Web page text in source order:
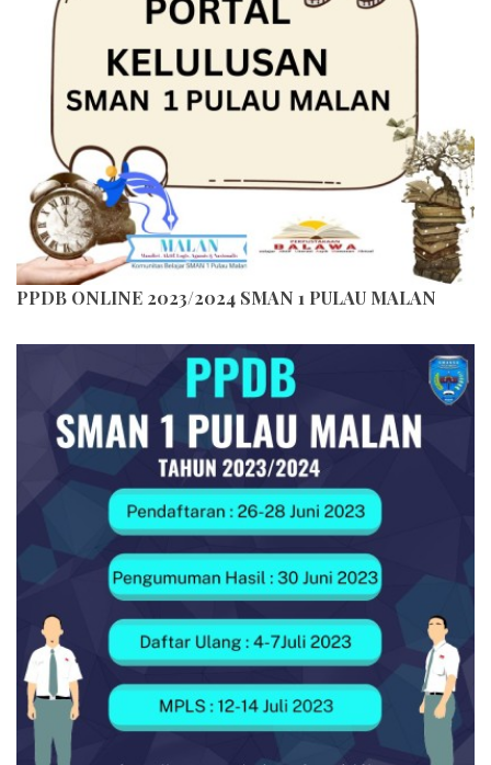
PPDB ONLINE 2023/2024 SMAN 1 PULAU MALAN